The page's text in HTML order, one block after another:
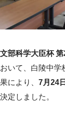
文部科学大臣杯
おいて、白陵中学
果により、 7月24
決定しました。